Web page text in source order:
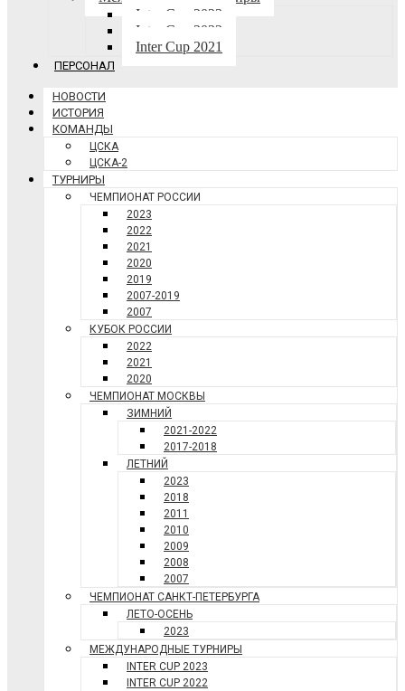
Inter Cup 2023
Inter Cup 2022
Inter Cup 2021
ПЕРСОНАЛ
НОВОСТИ
ИСТОРИЯ
КОМАНДЫ
ЦСКА
ЦСКА-2
ТУРНИРЫ
ЧЕМПИОНАТ РОССИИ
2023
2022
2021
2020
2019
2007-2019
2007
КУБОК РОССИИ
2022
2021
2020
ЧЕМПИОНАТ МОСКВЫ
ЗИМНИЙ
2021-2022
2017-2018
ЛЕТНИЙ
2023
2018
2011
2010
2009
2008
2007
ЧЕМПИОНАТ САНКТ-ПЕТЕРБУРГА
ЛЕТО-ОСЕНЬ
2023
МЕЖДУНАРОДНЫЕ ТУРНИРЫ
INTER CUP 2023
INTER CUP 2022